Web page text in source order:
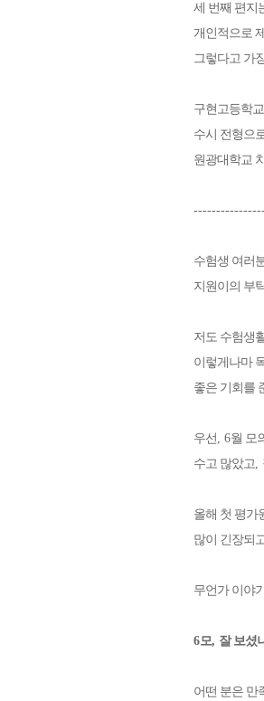
세 번째 편지
개인적으로
그렇다고 가
구현고등학
수시 전형으
원광대학교
수험생 여러
지원이의 부
저도 수험생
이렇게나마
좋은 기회를
우선, 6월 모
수고 많았고,
올해 첫 평가
많이 긴장되
무언가 이야
6모, 잘 보셨
어떤 분은 만